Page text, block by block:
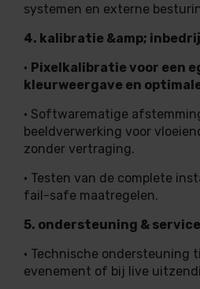
systemen en externe
4. kalibratie &amp;
• Pixelkalibratie voor een
kleurweergave en
• Softwarematige
beeldverwerking voor
zonder vertraging.
• Testen van de complete
fail-safe maatregelen.
5. ondersteuning & service
• Technische ondersteuning
evenement of bij live